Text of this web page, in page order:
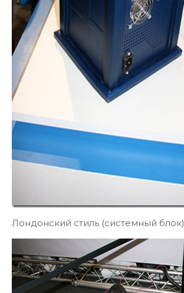
Лондонский стиль (системный блок)